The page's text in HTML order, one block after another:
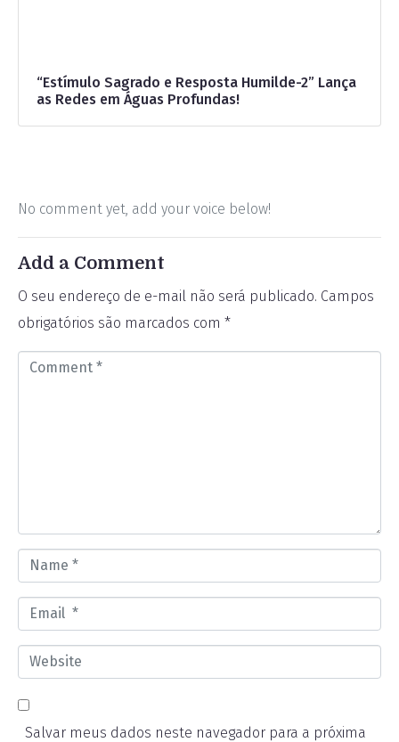
“Estímulo Sagrado e Resposta Humilde-2” Lança
as Redes em Águas Profundas!
No comment yet, add your voice below!
Add a Comment
O seu endereço de e-mail não será publicado. Campos
obrigatórios são marcados com *
*
a
e
m
l
e
b
Salvar meus dados neste navegador para a próxima